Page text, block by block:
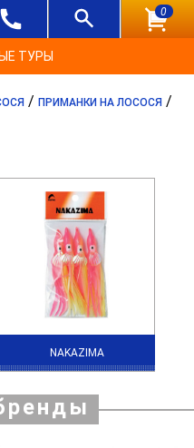
0
ТУРЫ
/ ПРИМАНКИ НА ЛОСОСЯ /
NAKAZIMA